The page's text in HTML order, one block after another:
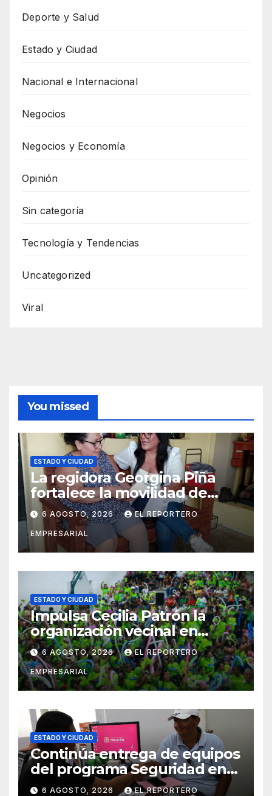
Deporte y Salud
Estado y Ciudad
Nacional e Internacional
Negocios
Negocios y Economía
Opinión
Sin categoría
Tecnología y Tendencias
Uncategorized
Viral
You missed
ESTADO Y CIUDAD
La regidora Georgina Piña
fortalece la movilidad de
adultos mayores con la
entrega de aparatos
ortopédicos
6 AGOSTO, 2026 EL REPORTERO
EMPRESARIAL
ESTADO Y CIUDAD
Impulsa Cecilia Patrón la
organización vecinal en
Mérida y suma a comités de
vigilancia en la prevención
social del delito
6 AGOSTO, 2026 EL REPORTERO
EMPRESARIAL
ESTADO Y CIUDAD
Continúa entrega de equipos
del programa Seguridad en
el Mar
6 AGOSTO, 2026 EL REPORTERO